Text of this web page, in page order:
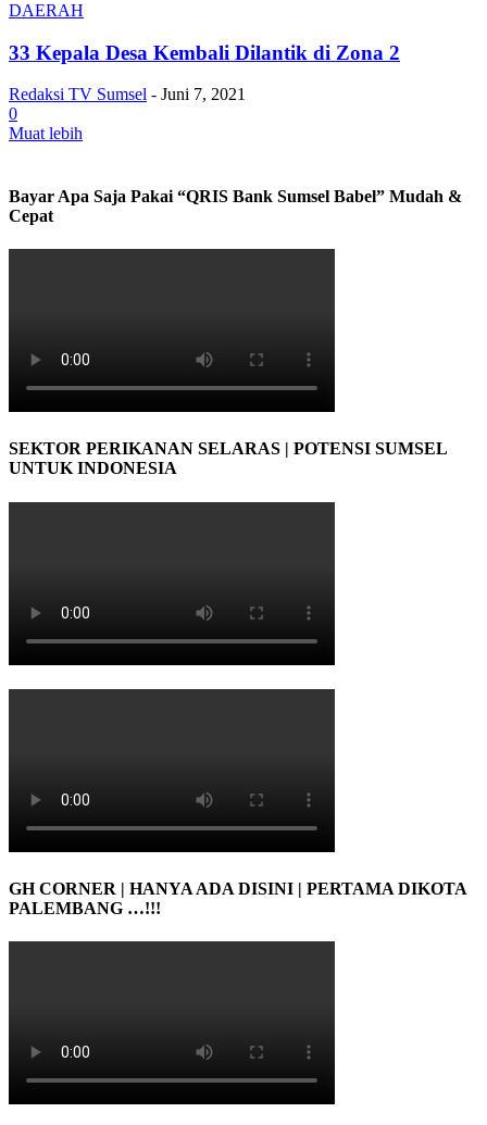
DAERAH
33 Kepala Desa Kembali Dilantik di Zona 2
Redaksi TV Sumsel - Juni 7, 2021
0
Muat lebih
Bayar Apa Saja Pakai “QRIS Bank Sumsel Babel” Mudah &
Cepat
SEKTOR PERIKANAN SELARAS | POTENSI SUMSEL
UNTUK INDONESIA
GH CORNER | HANYA ADA DISINI | PERTAMA DIKOTA
PALEMBANG …!!!